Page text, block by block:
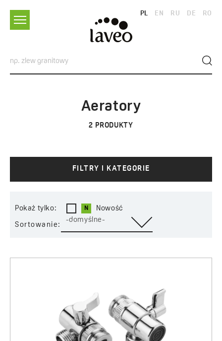
PL EN RU DE RO
Aeratory
2 PRODUKTY
FILTRY I KATEGORIE
Pokaż tylko: Nowość
Sortowanie:
-domyślne-